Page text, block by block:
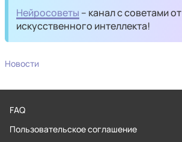
Нейросоветы – канал с советами от
искусственного интеллекта!
Новости
FAQ
Пользовательское соглашение